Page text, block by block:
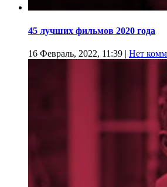
45 лучших фильмов 2020 года
16 Февраль, 2022, 11:39 | Нет